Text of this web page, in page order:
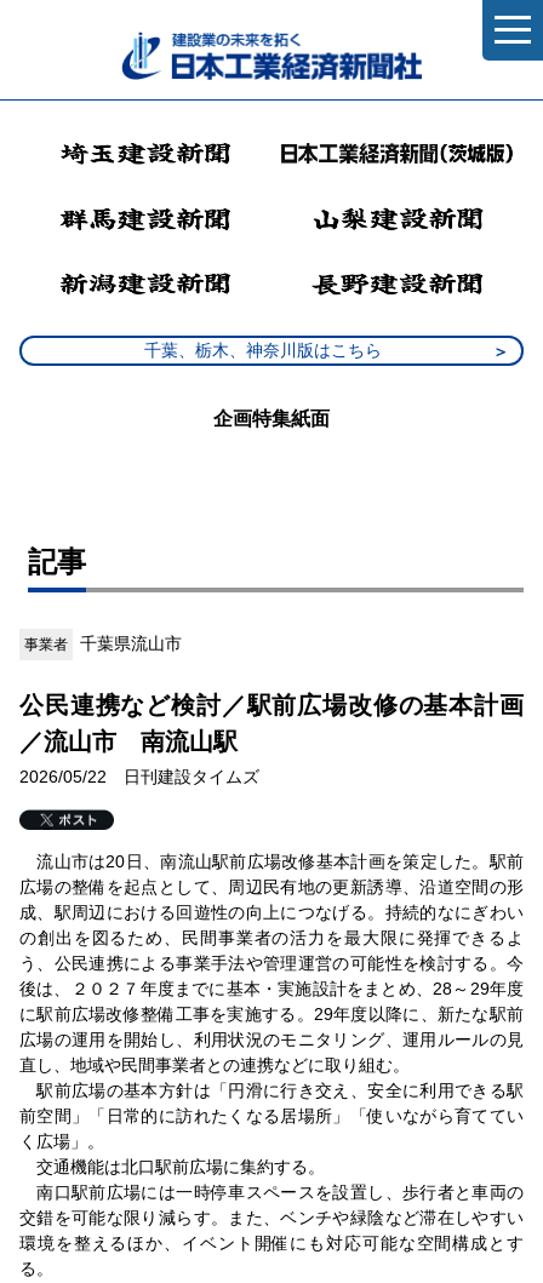
千葉、栃木、神奈川版はこちら
企画特集紙面
記事
事業者 千葉県流山市
公民連携など検討／駅前広場改修の基本計画
／流山市 南流山駅
2026/05/22 日刊建設タイムズ
流山市は20日、南流山駅前広場改修基本計画を策定した。駅前
広場の整備を起点として、周辺民有地の更新誘導、沿道空間の形
成、駅周辺における回遊性の向上につなげる。持続的なにぎわい
の創出を図るため、民間事業者の活力を最大限に発揮できるよ
う、公民連携による事業手法や管理運営の可能性を検討する。今
後は、２０２７年度までに基本・実施設計をまとめ、28～29年度
に駅前広場改修整備工事を実施する。29年度以降に、新たな駅前
広場の運用を開始し、利用状況のモニタリング、運用ルールの見
直し、地域や民間事業者との連携などに取り組む。
駅前広場の基本方針は「円滑に行き交え、安全に利用できる駅
前空間」「日常的に訪れたくなる居場所」「使いながら育ててい
く広場」。
交通機能は北口駅前広場に集約する。
南口駅前広場には一時停車スペースを設置し、歩行者と車両の
交錯を可能な限り減らす。また、ベンチや緑陰など滞在しやすい
環境を整えるほか、イベント開催にも対応可能な空間構成とす
る。